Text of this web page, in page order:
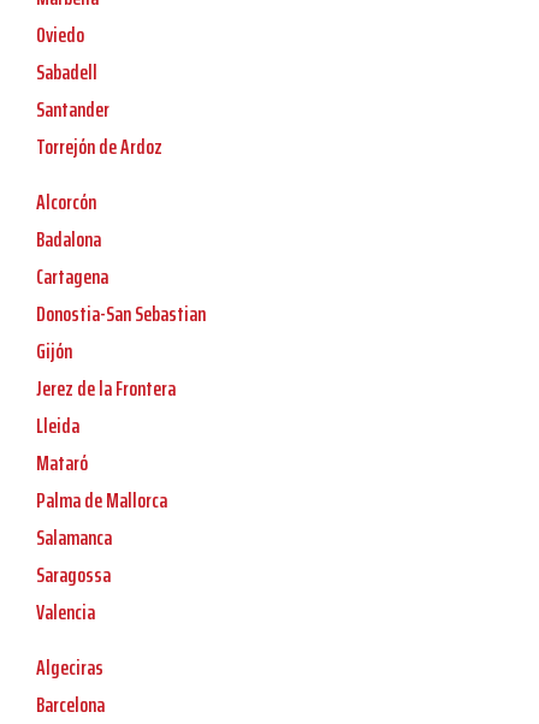
Oviedo
Sabadell
Santander
Torrejón de Ardoz
Alcorcón
Badalona
Cartagena
Donostia-San Sebastian
Gijón
Jerez de la Frontera
Lleida
Mataró
Palma de Mallorca
Salamanca
Saragossa
Valencia
Algeciras
Barcelona